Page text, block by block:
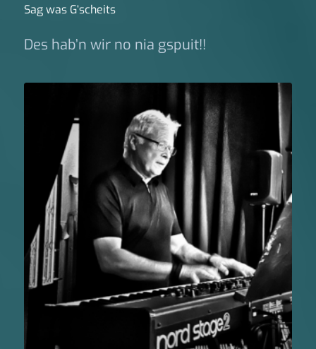
Sag was G‘scheits
Des hab’n wir no nia gspuit!!